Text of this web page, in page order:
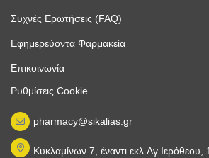
Συχνές Ερωτήσεις (FAQ)
Εφημερεύοντα Φαρμακεία
Επικοινωνία
Ρυθμίσεις Cookie
pharmacy@sikalias.gr
Κυκλαμίνων 7, έναντι εκλ.Αγ.Ιερόθεου,